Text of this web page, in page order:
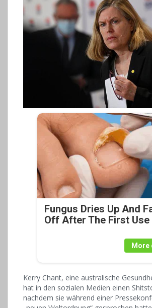
Fungus Dries Up And
Off After The First Use
More
Kerry Chant, eine australische
hat in den sozialen Medien einen
nachdem sie während einer